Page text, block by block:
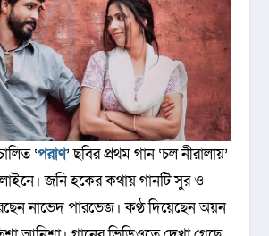
‘পরাণ’ ছবির প্রথম গান ‘চল নীরালায়’
জনি হকের কথায় গানটি সুর ও
নাভেদ পারভেজ। কণ্ঠ দিয়েছেন অয়ন